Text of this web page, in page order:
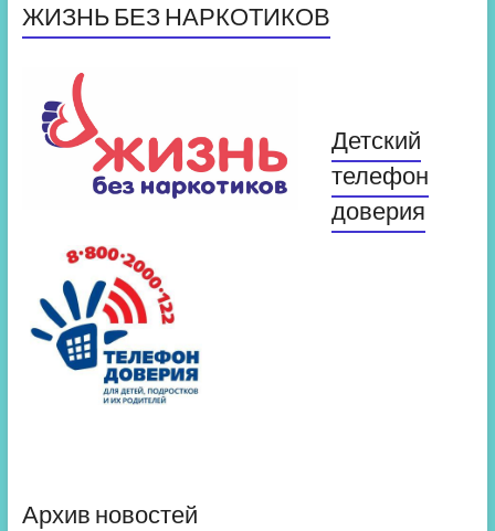
ЖИЗНЬ БЕЗ НАРКОТИКОВ
Детский
телефон
доверия
Архив новостей